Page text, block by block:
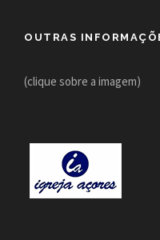
OUTRAS
(clique sobre a imagem)